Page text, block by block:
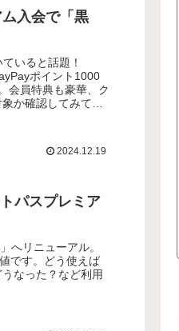
入会で「黒
いると話題！
ポイント1000
会員特典も豪華、ク
か確認してみてく
2024.12.19
パスプレミア
へリニューアル。
です。どう使えば
なった？など利用